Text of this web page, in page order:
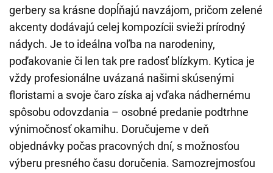
gerbery sa krásne dopĺňajú navzájom, pričom zelené
akcenty dodávajú celej kompozícii svieži prírodný
nádych. Je to ideálna voľba na narodeniny,
poďakovanie či len tak pre radosť blízkym. Kytica je
vždy profesionálne uvázaná našimi skúsenými
floristami a svoje čaro získa aj vďaka nádhernému
spôsobu odovzdania – osobné predanie podtrhne
výnimočnosť okamihu. Doručujeme v deň
objednávky počas pracovných dní, s možnosťou
výberu presného času doručenia. Samozrejmosťou